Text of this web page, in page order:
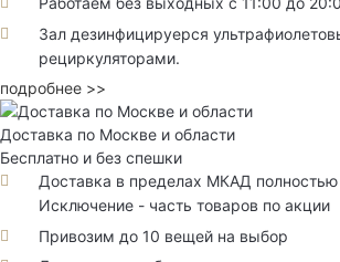
Зал дезинфицируерся
рециркуляторами.
подробнее >>
Доставка по Москве и области
Бесплатно и без спешки
Доставка в пределах МКАД полностью
Исключение - часть товаров по акции
Привозим до 10 вещей на выбор